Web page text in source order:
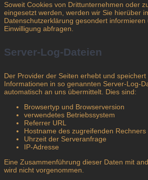
Soweit Cookies von Drittunternehmen oder
eingesetzt werden, werden wir Sie hierüber
Datenschutzerklärung gesondert informieren
Einwilligung abfragen.
Server-Log-Dateien
Der Provider der Seiten erhebt und speichert
Informationen in so genannten Server-Log-
automatisch an uns übermittelt. Dies sind:
Browsertyp und Browserversion
verwendetes Betriebssystem
Referrer URL
Hostname des zugreifenden Rechners
Uhrzeit der Serveranfrage
IP-Adresse
Eine Zusammenführung dieser Daten mit
wird nicht vorgenommen.